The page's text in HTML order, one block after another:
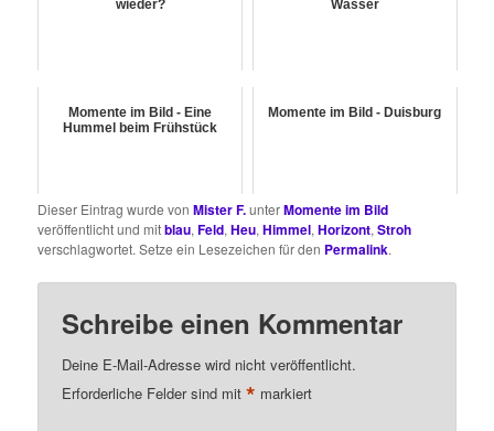
wieder?
Wasser
Momente im Bild - Eine
Hummel beim Frühstück
Momente im Bild - Duisburg
Dieser Eintrag wurde vonMister F.unterMomente im Bild
veröffentlicht und mitblau,Feld,Heu,Himmel,Horizont,Stroh
verschlagwortet. Setze ein Lesezeichen für den Permalink.
Schreibe einen Kommentar
Deine E-Mail-Adresse wird nicht veröffentlicht.
Erforderliche Felder sind mit* markiert